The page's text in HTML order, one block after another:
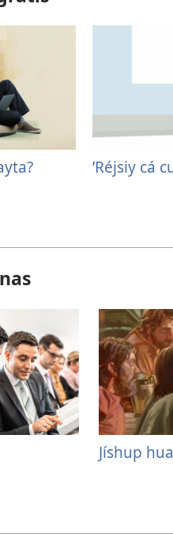
’Réjsiy cá
Jíshup